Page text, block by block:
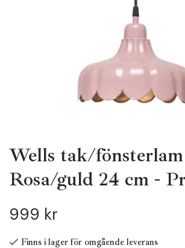
Wells tak/fönsterlam
Rosa/guld 24 cm -
999 kr
Finns i lager för omgående leverans